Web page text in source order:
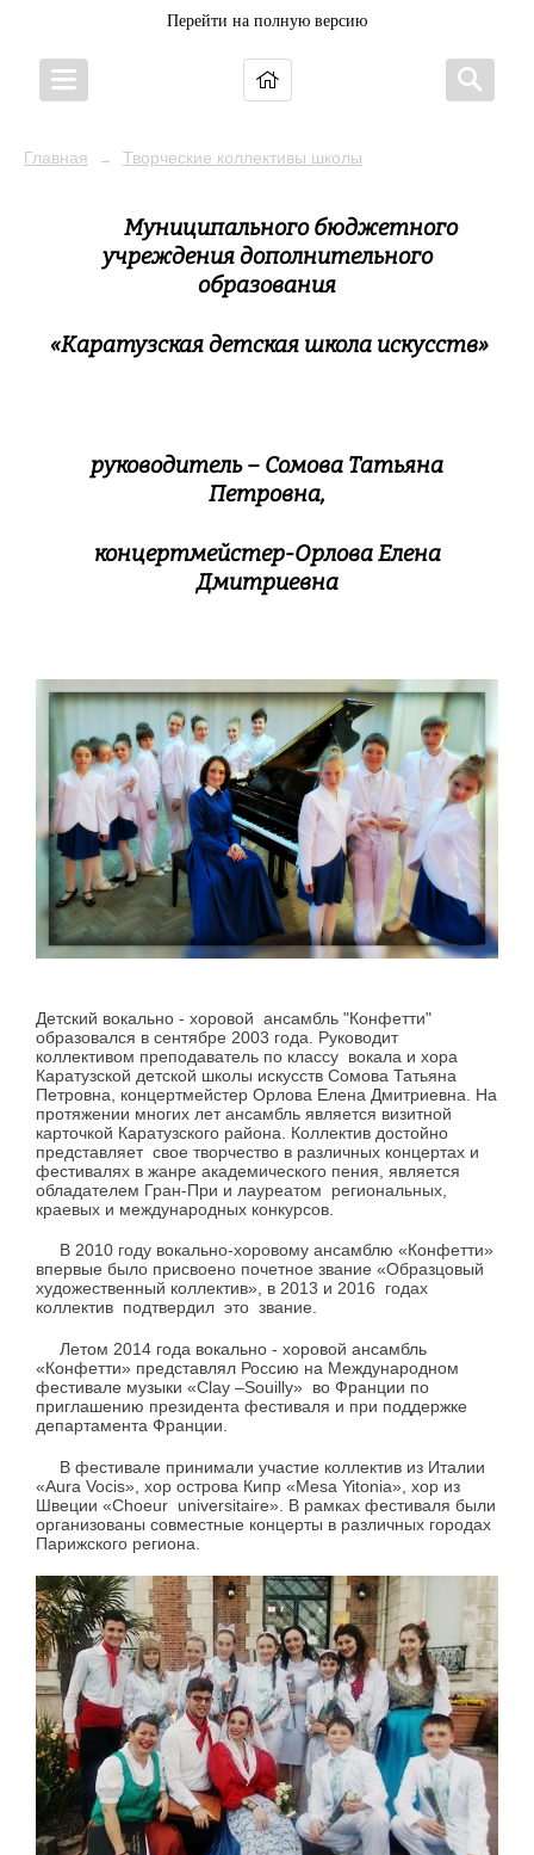
Перейти на полную версию
Главная → Творческие коллективы школы
Муниципального бюджетного
учреждения дополнительного
образования
«Каратузская детская школа искусств»
руководитель – Сомова Татьяна
Петровна,
концертмейстер-Орлова Елена
Дмитриевна
Детский вокально - хоровой ансамбль "Конфетти"
образовался в сентябре 2003 года. Руководит
коллективом преподаватель по классу вокала и хора
Каратузской детской школы искусств Сомова Татьяна
Петровна, концертмейстер Орлова Елена Дмитриевна. На
протяжении многих лет ансамбль является визитной
карточкой Каратузского района. Коллектив достойно
представляет свое творчество в различных концертах и
фестивалях в жанре академического пения, является
обладателем Гран-При и лауреатом региональных,
краевых и международных конкурсов.
В 2010 году вокально-хоровому ансамблю «Конфетти»
впервые было присвоено почетное звание «Образцовый
художественный коллектив», в 2013 и 2016 годах
коллектив подтвердил это звание.
Летом 2014 года вокально - хоровой ансамбль
«Конфетти» представлял Россию на Международном
фестивале музыки «Clay –Souilly» во Франции по
приглашению президента фестиваля и при поддержке
департамента Франции.
В фестивале принимали участие коллектив из Италии
«Aura Vocis», хор острова Кипр «Mesa Yitonia», хор из
Швеции «Choeur universitaire». В рамках фестиваля были
организованы совместные концерты в различных городах
Парижского региона.